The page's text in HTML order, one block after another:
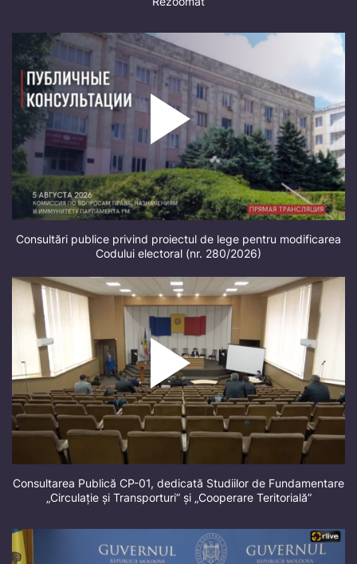
Consultări publice privind proiectul de lege pentru modificarea
Codului electoral (nr. 280/2026)
Consultarea Publică CP-01, dedicată Studiilor de Fundamentare
„Circulație și Transporturi” și „Cooperare Teritorială”